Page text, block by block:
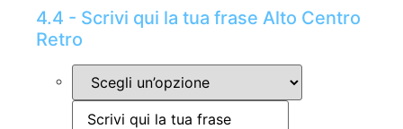
4.4 - Scrivi qui la tua frase Alto Centro
Retro